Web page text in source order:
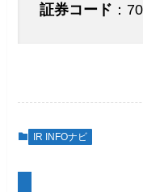
証券コード ：
IR INFOナビ